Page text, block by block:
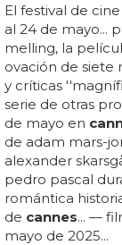
El festival de
al 24 de mayo...
melling, la
ovación de siete
y críticas
serie de otras
de mayo en
de adam mars-
alexander
pedro pascal
romántica
de cannes... —
mayo de 2025...